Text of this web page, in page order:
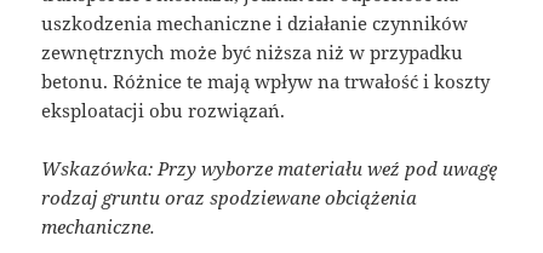
uszkodzenia mechaniczne i działanie czynników
zewnętrznych może być niższa niż w przypadku
betonu. Różnice te mają wpływ na trwałość i koszty
eksploatacji obu rozwiązań.
Wskazówka: Przy wyborze materiału weź pod uwagę
rodzaj gruntu oraz spodziewane obciążenia
mechaniczne.